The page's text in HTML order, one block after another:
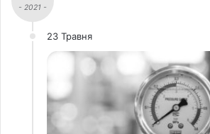
- 2021 -
23 Травня